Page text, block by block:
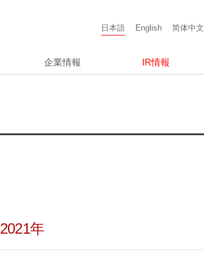
日本語 English 简体中文
企業情報 IR情報
2021年